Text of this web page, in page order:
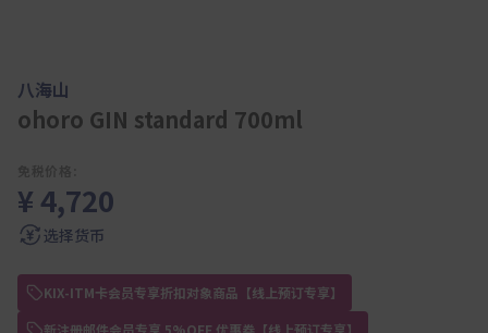
八海山
ohoro GIN standard 700ml
¥ 4,720
选择货币
KIX-ITM卡会员专享折扣对象商品【线上预订专享】
新注册邮件会员专享 5%OFF 优惠券【线上预订专享】